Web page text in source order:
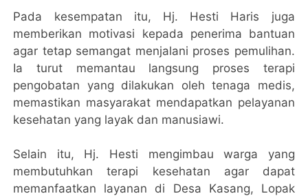
Pada kesempatan itu, Hj. Hesti Haris juga
memberikan motivasi kepada penerima bantuan
agar tetap semangat menjalani proses pemulihan.
Ia turut memantau langsung proses terapi
pengobatan yang dilakukan oleh tenaga medis,
memastikan masyarakat mendapatkan pelayanan
kesehatan yang layak dan manusiawi.
Selain itu, Hj. Hesti mengimbau warga yang
membutuhkan terapi kesehatan agar dapat
memanfaatkan layanan di Desa Kasang, Lopak